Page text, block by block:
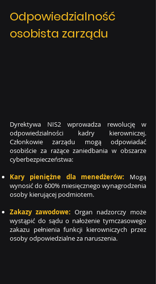
Odpowiedzialność
osobista zarządu
Dyrektywa NIS2 wprowadza rewolucję w
odpowiedzialności kadry kierowniczej.
Członkowie zarządu mogą odpowiadać
osobiście za rażące zaniedbania w obszarze
cyberbezpieczeństwa:
Kary pieniężne dla menedżerów: Mogą
wynosić do 600% miesięcznego wynagrodzenia
osoby kierującej podmiotem.
Zakazy zawodowe: Organ nadzorczy może
wystąpić do sądu o nałożenie tymczasowego
zakazu pełnienia funkcji kierowniczych przez
osoby odpowiedzialne za naruszenia.